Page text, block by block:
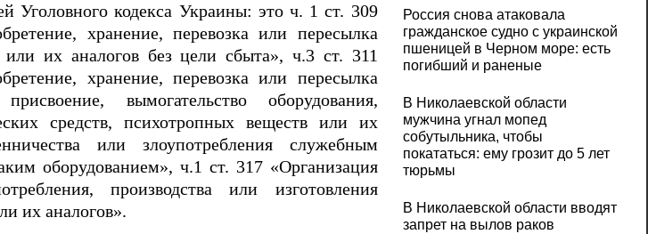
Уголовного кодекса Украины: это ч. 1 ст. 309
хранение, перевозка или пересылка
или их аналогов без цели сбыта», ч.3 ст. 311
хранение, перевозка или пересылка
вымогательство оборудования,
средств, психотропных веществ или их
или злоупотребления служебным
оборудованием», ч.1 ст. 317 «Организация
производства или изготовления
их аналогов».
Россия снова атаковала
гражданское судно с украинской
пшеницей в Черном море: есть
погибший и раненые
В Николаевской области
мужчина угнал мопед
собутыльника, чтобы
покататься: ему грозит до 5 лет
тюрьмы
В Николаевской области вводят
запрет на вылов раков